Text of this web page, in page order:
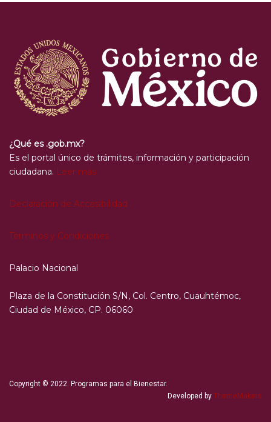
¿Qué es .gob.mx?
Es el portal único de trámites, información y participación
ciudadana. Leer más
Declaración de Accesibilidad
Términos y Condiciones
Palacio Nacional
Plaza de la Constitución S/N, Col. Centro, Cuauhtémoc,
Ciudad de México, CP. 06060
Copyright © 2022. Programas para el Bienestar.
Developed by ThemeMakers